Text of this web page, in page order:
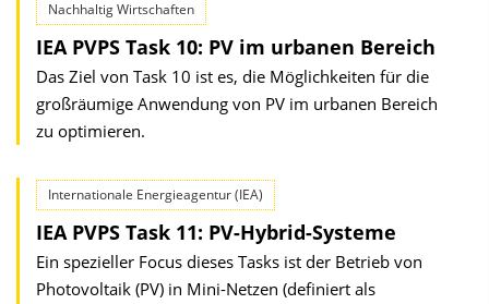
Nachhaltig Wirtschaften
IEA PVPS Task 10: PV im urbanen Bereich
Das Ziel von Task 10 ist es, die Möglichkeiten für die
großräumige Anwendung von PV im urbanen Bereich
zu optimieren.
Internationale Energieagentur (IEA)
IEA PVPS Task 11: PV-Hybrid-Systeme
Ein spezieller Focus dieses Tasks ist der Betrieb von
Photovoltaik (PV) in Mini-Netzen (definiert als